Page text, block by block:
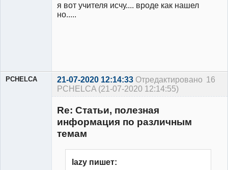
я вот учителя исчу.... вроде как нашел
но.....
16
PCHELCA 21-07-2020 12:14:33 Отредактировано
PCHELCA (21-07-2020 12:14:55)
Re: Статьи, полезная
информация по различным
темам
lazy пишет: